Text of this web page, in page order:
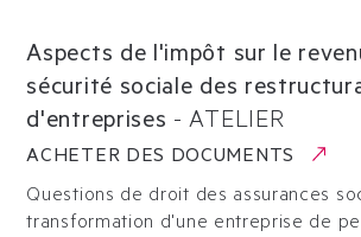
Aspects de l'impôt sur le
sécurité sociale des
d'entreprises -ATELIER
ACHETER DES DOCUMENTS
Questions de droit des assurances
transformation d'une entreprise de